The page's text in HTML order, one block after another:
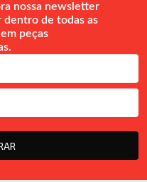
nossa newsletter
dentro de todas as
peças